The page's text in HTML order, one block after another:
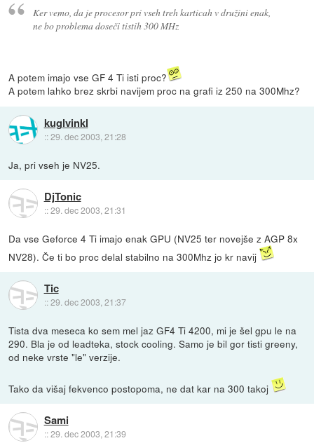
Ker vemo, da je procesor pri vseh treh karticah v družini enak,
ne bo problema doseči tistih 300 MHz
A potem imajo vse GF 4 Ti isti proc?
A potem lahko brez skrbi navijem proc na grafi iz 250 na 300Mhz?
kuglvinkl
::29. dec 2003, 21:28
Ja, pri vseh je NV25.
DjTonic
::29. dec 2003, 21:31
Da vse Geforce 4 Ti imajo enak GPU (NV25 ter novejše z AGP 8x
NV28). Če ti bo proc delal stabilno na 300Mhz jo kr navij
Tic
::29. dec 2003, 21:37
Tista dva meseca ko sem mel jaz GF4 Ti 4200, mi je šel gpu le na
290. Bla je od leadteka, stock cooling. Samo je bil gor tisti greeny,
od neke vrste "le" verzije.
Tako da višaj fekvenco postopoma, ne dat kar na 300 takoj
Sami
::29. dec 2003, 21:39